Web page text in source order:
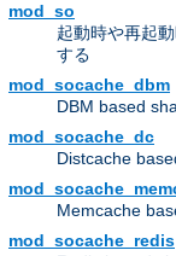
mod_so
起動時や再起
する
mod_socache_dbm
DBM based
mod_socache_dc
Distcache
Memcache
mod_socache_redis